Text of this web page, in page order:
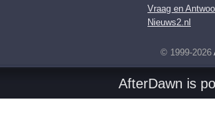
Vraag en
Nieuws2.nl
© 1999-2026
AfterDawn is